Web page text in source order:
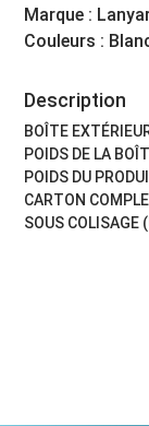
Marque :
Couleurs :
Description
BOÎTE
POIDS DE LA
POIDS DU
CARTON
SOUS COLISAGE